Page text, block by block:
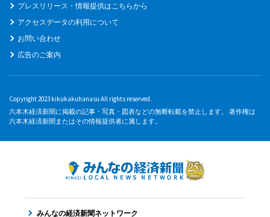
プレスリリース・情報提供はこちらから
アクセスデータの利用について
お問い合わせ
広告のご案内
Copyright 2023 kikukakuhanasu All rights reserved.
六本木経済新聞に掲載の記事・写真・図表などの無断転載を禁止します。 著作権は
六本木経済新聞またはその情報提供者に属します。
みんなの経済新聞ネットワーク